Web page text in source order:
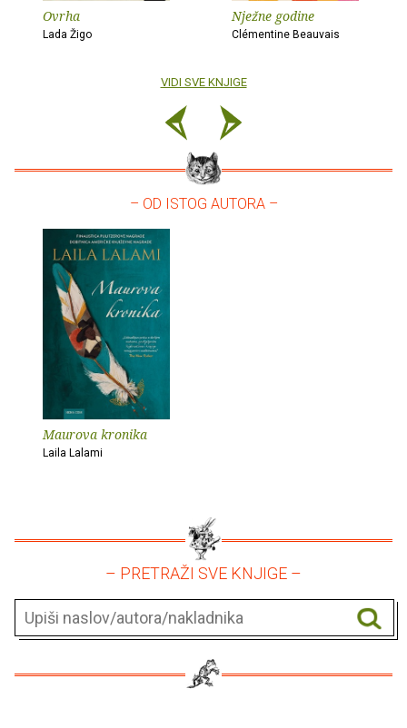
Ovrha
Lada Žigo
Nježne godine
Clémentine Beauvais
VIDI SVE KNJIGE
– OD ISTOG AUTORA –
Maurova kronika
Laila Lalami
– PRETRAŽI SVE KNJIGE –